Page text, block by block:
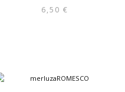
6,50 €